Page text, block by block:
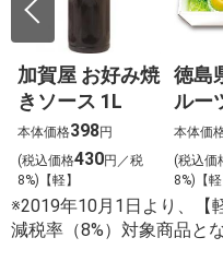
加賀屋 お好み焼
きソース 1L
本体価格398円
(税込価格430円／税
8%)【軽】
徳島
ル
恵（
本体価
(税込価
8%)【軽
※2019年10月1日より、【
減税率（8%）対象商品と